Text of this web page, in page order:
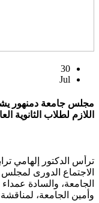
30
Jul
مجلس جامعة دمنهور
اللازم لطلاب الثانوية
ترأس الدكتور إلهامي
الاجتماع الدورى
الجامعة، والسادة
وأمين الجامعة،